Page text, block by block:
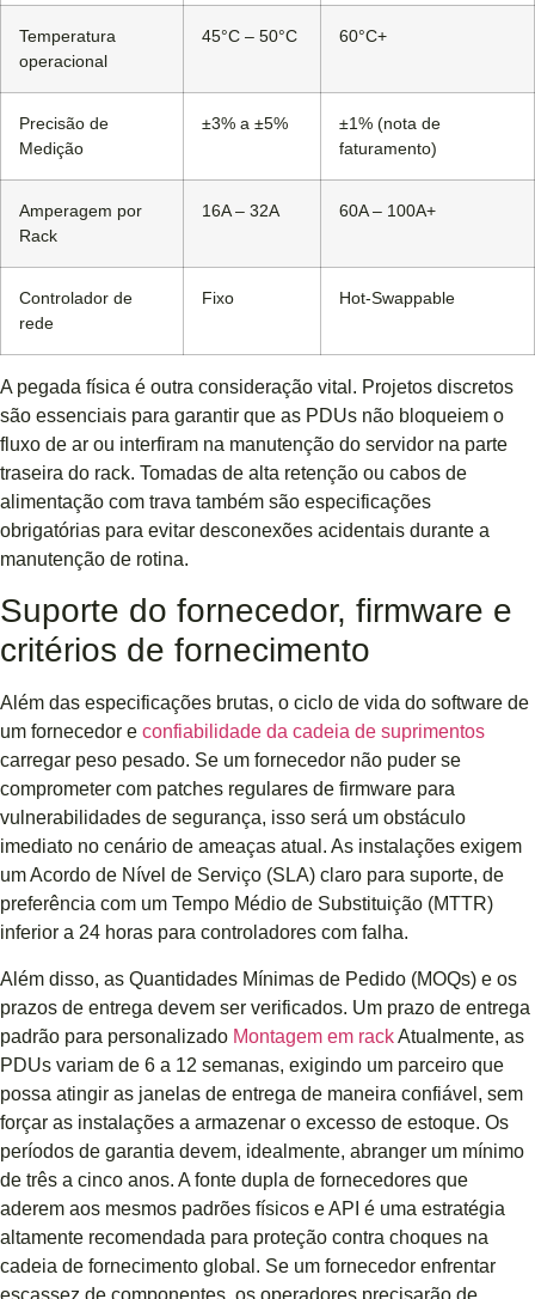
Temperatura
operacional
45°C – 50°C 60°C+
Precisão de
Medição
±3% a ±5%
±1% (nota de
faturamento)
Amperagem por
Rack
16A – 32A 60A – 100A+
Controlador de
rede
Fixo Hot-Swappable
A pegada física é outra consideração vital. Projetos discretos
são essenciais para garantir que as PDUs não bloqueiem o
fluxo de ar ou interfiram na manutenção do servidor na parte
traseira do rack. Tomadas de alta retenção ou cabos de
alimentação com trava também são especificações
obrigatórias para evitar desconexões acidentais durante a
manutenção de rotina.
Suporte do fornecedor, firmware e
critérios de fornecimento
Além das especificações brutas, o ciclo de vida do software de
um fornecedor e confiabilidade da cadeia de suprimentos
carregar peso pesado. Se um fornecedor não puder se
comprometer com patches regulares de firmware para
vulnerabilidades de segurança, isso será um obstáculo
imediato no cenário de ameaças atual. As instalações exigem
um Acordo de Nível de Serviço (SLA) claro para suporte, de
preferência com um Tempo Médio de Substituição (MTTR)
inferior a 24 horas para controladores com falha.
Além disso, as Quantidades Mínimas de Pedido (MOQs) e os
prazos de entrega devem ser verificados. Um prazo de entrega
padrão para personalizado Montagem em rackAtualmente, as
PDUs variam de 6 a 12 semanas, exigindo um parceiro que
possa atingir as janelas de entrega de maneira confiável, sem
forçar as instalações a armazenar o excesso de estoque. Os
períodos de garantia devem, idealmente, abranger um mínimo
de três a cinco anos. A fonte dupla de fornecedores que
aderem aos mesmos padrões físicos e API é uma estratégia
altamente recomendada para proteção contra choques na
cadeia de fornecimento global. Se um fornecedor enfrentar
escassez de componentes, os operadores precisarão de